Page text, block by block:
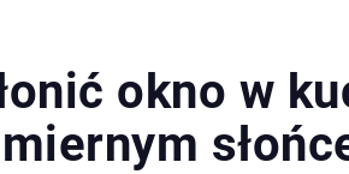
okno w